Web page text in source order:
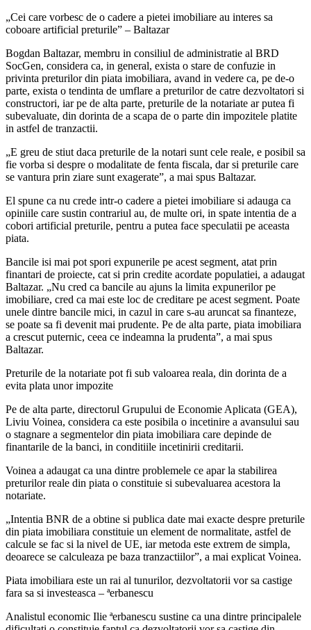
„Cei care vorbesc de o cadere a pietei imobiliare au interes sa
coboare artificial preturile” – Baltazar
Bogdan Baltazar, membru in consiliul de administratie al BRD
SocGen, considera ca, in general, exista o stare de confuzie in
privinta preturilor din piata imobiliara, avand in vedere ca, pe de-o
parte, exista o tendinta de umflare a preturilor de catre dezvoltatori si
constructori, iar pe de alta parte, preturile de la notariate ar putea fi
subevaluate, din dorinta de a scapa de o parte din impozitele platite
in astfel de tranzactii.
„E greu de stiut daca preturile de la notari sunt cele reale, e posibil sa
fie vorba si despre o modalitate de fenta fiscala, dar si preturile care
se vantura prin ziare sunt exagerate”, a mai spus Baltazar.
El spune ca nu crede intr-o cadere a pietei imobiliare si adauga ca
opiniile care sustin contrariul au, de multe ori, in spate intentia de a
cobori artificial preturile, pentru a putea face speculatii pe aceasta
piata.
Bancile isi mai pot spori expunerile pe acest segment, atat prin
finantari de proiecte, cat si prin credite acordate populatiei, a adaugat
Baltazar. „Nu cred ca bancile au ajuns la limita expunerilor pe
imobiliare, cred ca mai este loc de creditare pe acest segment. Poate
unele dintre bancile mici, in cazul in care s-au aruncat sa finanteze,
se poate sa fi devenit mai prudente. Pe de alta parte, piata imobiliara
a crescut puternic, ceea ce indeamna la prudenta”, a mai spus
Baltazar.
Preturile de la notariate pot fi sub valoarea reala, din dorinta de a
evita plata unor impozite
Pe de alta parte, directorul Grupului de Economie Aplicata (GEA),
Liviu Voinea, considera ca este posibila o incetinire a avansului sau
o stagnare a segmentelor din piata imobiliara care depinde de
finantarile de la banci, in conditiile incetinirii creditarii.
Voinea a adaugat ca una dintre problemele ce apar la stabilirea
preturilor reale din piata o constituie si subevaluarea acestora la
notariate.
„Intentia BNR de a obtine si publica date mai exacte despre preturile
din piata imobiliara constituie un element de normalitate, astfel de
calcule se fac si la nivel de UE, iar metoda este extrem de simpla,
deoarece se calculeaza pe baza tranzactiilor”, a mai explicat Voinea.
Piata imobiliara este un rai al tunurilor, dezvoltatorii vor sa castige
fara sa si investeasca – ªerbanescu
Analistul economic Ilie ªerbanescu sustine ca una dintre principalele